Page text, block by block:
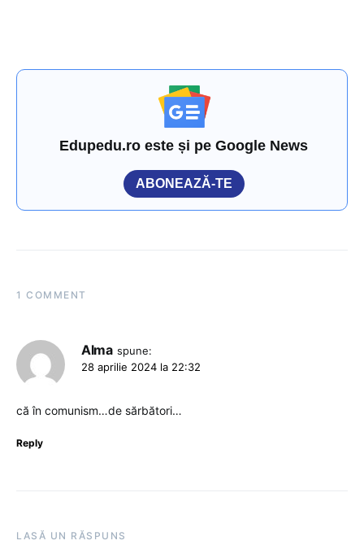
Edupedu.ro este și pe Google News
ABONEAZĂ-TE
1 COMMENT
Alma spune:
28 aprilie 2024 la 22:32
că în comunism…de sărbători…
Reply
LASĂ UN RĂSPUNS